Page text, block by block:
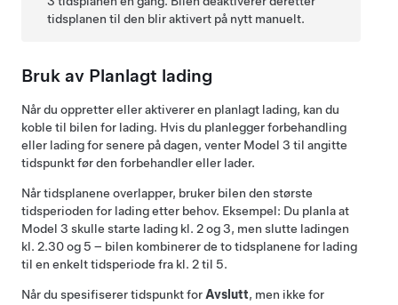
tidsplanen til den blir aktivert på nytt manuelt.
Bruk av Planlagt lading
Når du oppretter eller aktiverer en planlagt lading, kan du
koble til bilen for lading. Hvis du planlegger forbehandling
eller lading for senere på dagen, venter Model 3 til angitte
tidspunkt før den forbehandler eller lader.
Når tidsplanene overlapper, bruker bilen den største
tidsperioden for lading etter behov. Eksempel: Du planla at
Model 3 skulle starte lading kl. 2 og 3, men slutte ladingen
kl. 2.30 og 5 – bilen kombinerer de to tidsplanene for lading
til en enkelt tidsperiode fra kl. 2 til 5.
Når du spesifiserer tidspunkt for Avslutt, men ikke for